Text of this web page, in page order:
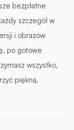
bezpłatne
szczegół w
i obrazów
po gotowe
wszystko,
piękną,